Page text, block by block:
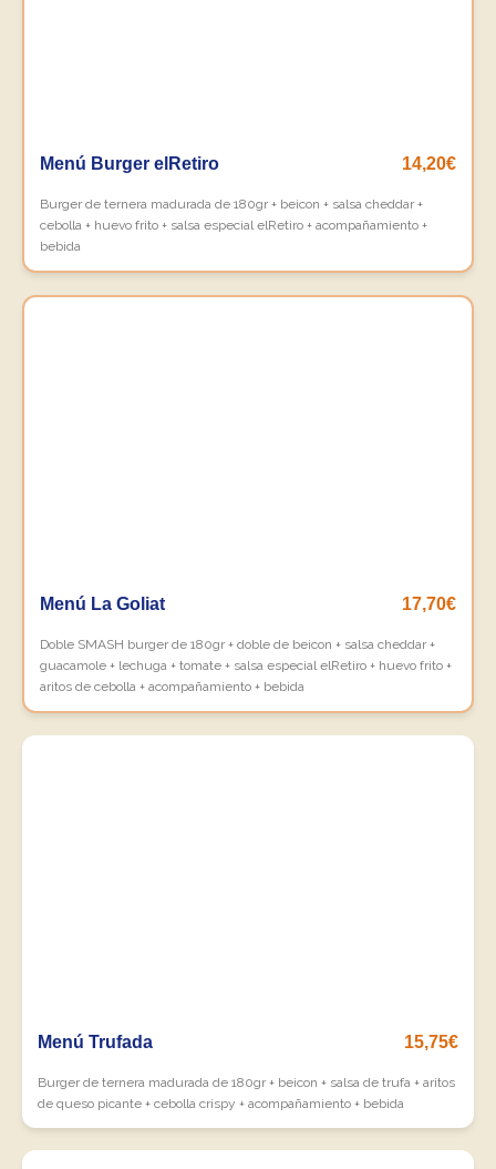
Menú Burger elRetiro 14,20€
Burger de ternera madurada de 180gr + beicon + salsa cheddar +
cebolla + huevo frito + salsa especial elRetiro + acompañamiento +
bebida
Menú La Goliat 17,70€
Doble SMASH burger de 180gr + doble de beicon + salsa cheddar +
guacamole + lechuga + tomate + salsa especial elRetiro + huevo frito +
aritos de cebolla + acompañamiento + bebida
Menú Trufada 15,75€
Burger de ternera madurada de 180gr + beicon + salsa de trufa + aritos
de queso picante + cebolla crispy + acompañamiento + bebida